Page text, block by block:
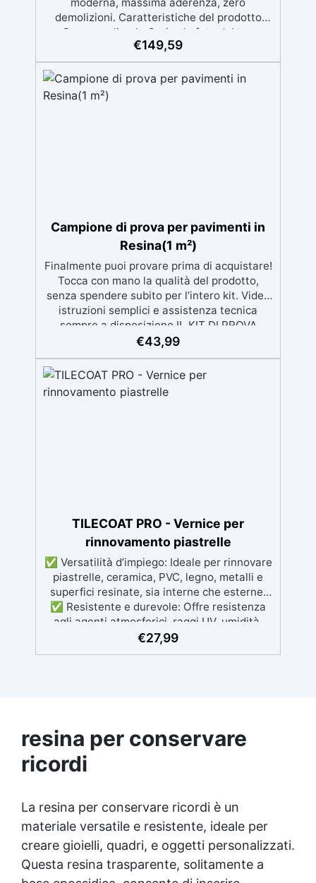
€149,59
Campione di prova per pavimenti in
Resina(1 m²)
Finalmente puoi provare prima di acquistare!
Tocca con mano la qualità del prodotto,
senza spendere subito per l’intero kit. Video
istruzioni semplici e assistenza tecnica
sempre a disposizione IL KIT DI PROVA
RICOPRE 1m² la descrizione fa riferimento al
non è presente il mastice epossidico ed il
protettivo ✅ Per ogni superficie: grazie al
primer universale è applicabile sia su
lucida o satinata. ✅ Personalizzabile:
Disponibile in kit per metrature da 2m² a
100m², con una vasta gamma di pigmenti
selezionabili.
€43,99
TILECOAT PRO - Vernice per
rinnovamento piastrelle
✅ Versatilità d’impiego: Ideale per rinnovare
piastrelle, ceramica, PVC, legno, metalli e
superfici resinate, sia interne che esterne.
✅ Resistente e durevole: Offre resistenza
agli agenti atmosferici, raggi UV, umidità,
abrasione e detergenti aggressivi. ✅
✅ Certificato per sicurezza: Conforme alle
normative HACCP e marcatura CE secondo
EN 1504-2, ideale anche per ambienti con
€27,99
resina per conservare
ricordi
La resina per conservare ricordi è un
materiale versatile e resistente, ideale per
creare gioielli, quadri, e oggetti personalizzati.
Questa resina trasparente, solitamente a